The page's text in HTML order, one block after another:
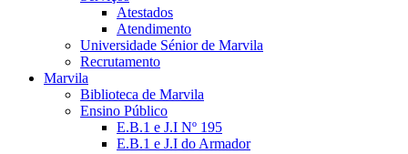
Atestados
Atendimento
Universidade Sénior de Marvila
Recrutamento
Marvila
Biblioteca de Marvila
Ensino Público
E.B.1 e J.I Nº 195
E.B.1 e J.I do Armador